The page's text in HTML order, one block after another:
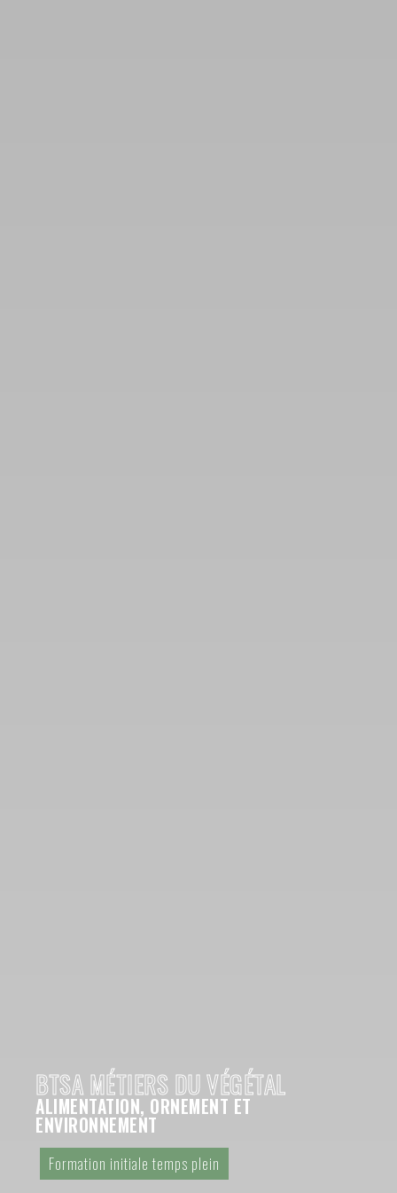
BTSA MÉTIERS DU VÉGÉTAL
ALIMENTATION, ORNEMENT ET
ENVIRONNEMENT
Formation initiale temps plein